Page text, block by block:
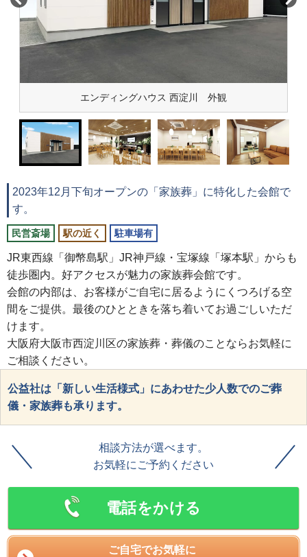
エンディングハウス 西淀川 外観
2023年12月下旬オープンの「家族葬」に特化した会館で
す。
民営斎場 駅の近く 駐車場有
JR東西線「御幣島駅」JR神戸線・宝塚線「塚本駅」からも
徒歩圏内。好アクセスが魅力の家族葬会館です。
会館の内部は、お客様がご自宅に居るようにくつろげる空
間をご提供。最後のひとときを落ち着いてお過ごしいただ
けます。
大阪府大阪市西淀川区の家族葬・葬儀のことならお気軽に
ご相談ください。
公益社は「新しい生活様式」にあわせた少人数でのご葬
儀・家族葬も承ります。
相談方法が選べます。
お気軽にご予約ください
電話をかける
ご自宅でお気軽に